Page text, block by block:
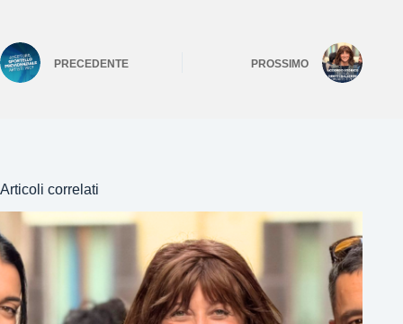
PRECEDENTE PROSSIMO
Articoli correlati